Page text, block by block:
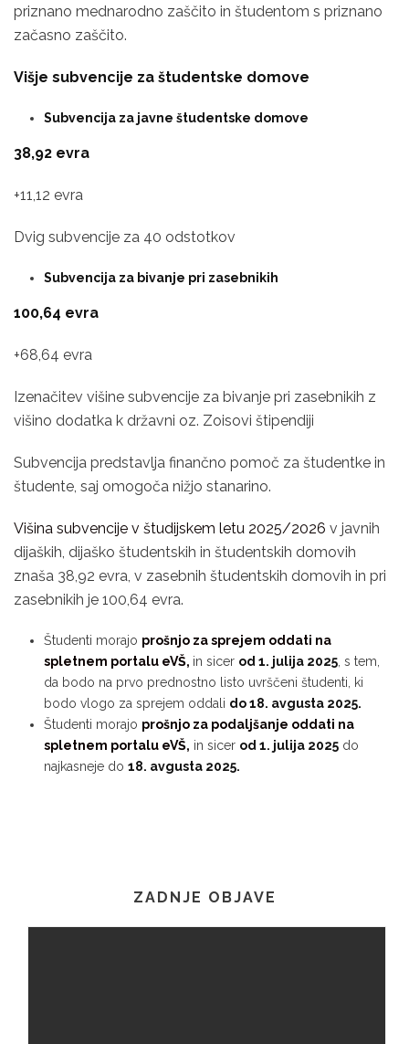
priznano mednarodno zaščito in študentom s priznano
začasno zaščito.
Višje subvencije za študentske domove
Subvencija za javne študentske domove
38,92 evra
+11,12 evra
Dvig subvencije za 40 odstotkov
Subvencija za bivanje pri zasebnikih
100,64 evra
+68,64 evra
Izenačitev višine subvencije za bivanje pri zasebnikih z
višino dodatka k državni oz. Zoisovi štipendiji
Subvencija predstavlja finančno pomoč za študentke in
študente, saj omogoča nižjo stanarino.
Višina subvencije v študijskem letu 2025/2026 v javnih
dijaških, dijaško študentskih in študentskih domovih
znaša 38,92 evra, v zasebnih študentskih domovih in pri
zasebnikih je 100,64 evra.
Študenti morajo prošnjo za sprejem oddati na
spletnem portalu eVŠ, in sicer od 1. julija 2025, s tem,
da bodo na prvo prednostno listo uvrščeni študenti, ki
bodo vlogo za sprejem oddali do 18. avgusta 2025.
Študenti morajo prošnjo za podaljšanje oddati na
spletnem portalu eVŠ, in sicer od 1. julija 2025do
najkasneje do 18. avgusta 2025.
ZADNJE OBJAVE